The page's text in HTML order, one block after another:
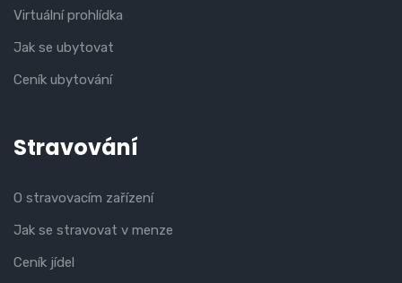
Virtuální prohlídka
Jak se ubytovat
Ceník ubytování
Stravování
O stravovacím zařízení
Jak se stravovat v menze
Ceník jídel